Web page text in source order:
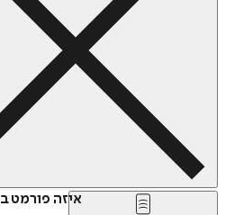
איזה פורמט בא לך?